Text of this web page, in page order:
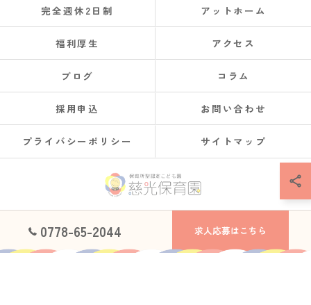
0778-65-2044 求人応募はこちら
完全週休2日制 アットホーム
福利厚生 アクセス
ブログ コラム
採用申込 お問い合わせ
プライバシーポリシー サイトマップ